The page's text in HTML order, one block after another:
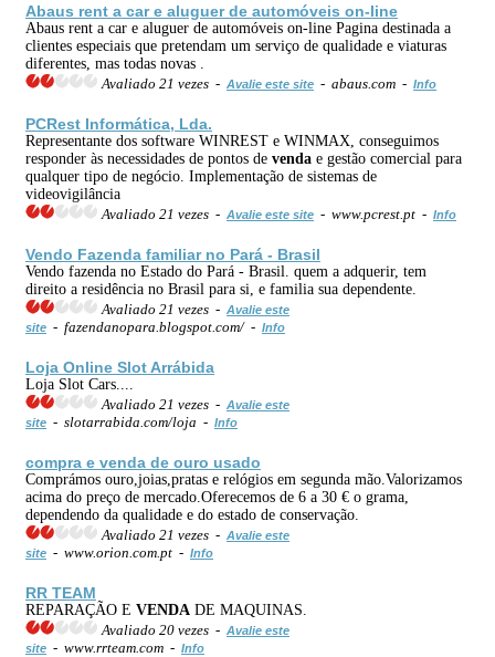
Abaus rent a car e aluguer de automóveis on-line
Abaus rent a car e aluguer de automóveis on-line Pagina destinada a
clientes especiais que pretendam um serviço de qualidade e viaturas
diferentes, mas todas novas .
Avaliado 21 vezes - Avalie este site - abaus.com - Info
PCRest Informática, Lda.
Representante dos software WINREST e WINMAX, conseguimos
responder às necessidades de pontos de venda e gestão comercial para
qualquer tipo de negócio. Implementação de sistemas de
videovigilância
Avaliado 21 vezes - Avalie este site - www.pcrest.pt - Info
Vendo Fazenda familiar no Pará - Brasil
Vendo fazenda no Estado do Pará - Brasil. quem a adquerir, tem
direito a residência no Brasil para si, e familia sua dependente.
Avaliado 21 vezes - Avalie este
site - fazendanopara.blogspot.com/ - Info
Loja Online Slot Arrábida
Loja Slot Cars....
Avaliado 21 vezes - Avalie este
site - slotarrabida.com/loja - Info
compra e venda de ouro usado
Comprámos ouro,joias,pratas e relógios em segunda mão.Valorizamos
acima do preço de mercado.Oferecemos de 6 a 30 € o grama,
dependendo da qualidade e do estado de conservação.
Avaliado 21 vezes - Avalie este
site - www.orion.com.pt - Info
RR TEAM
REPARAÇÃO E VENDA DE MAQUINAS.
Avaliado 20 vezes - Avalie este
site - www.rrteam.com - Info